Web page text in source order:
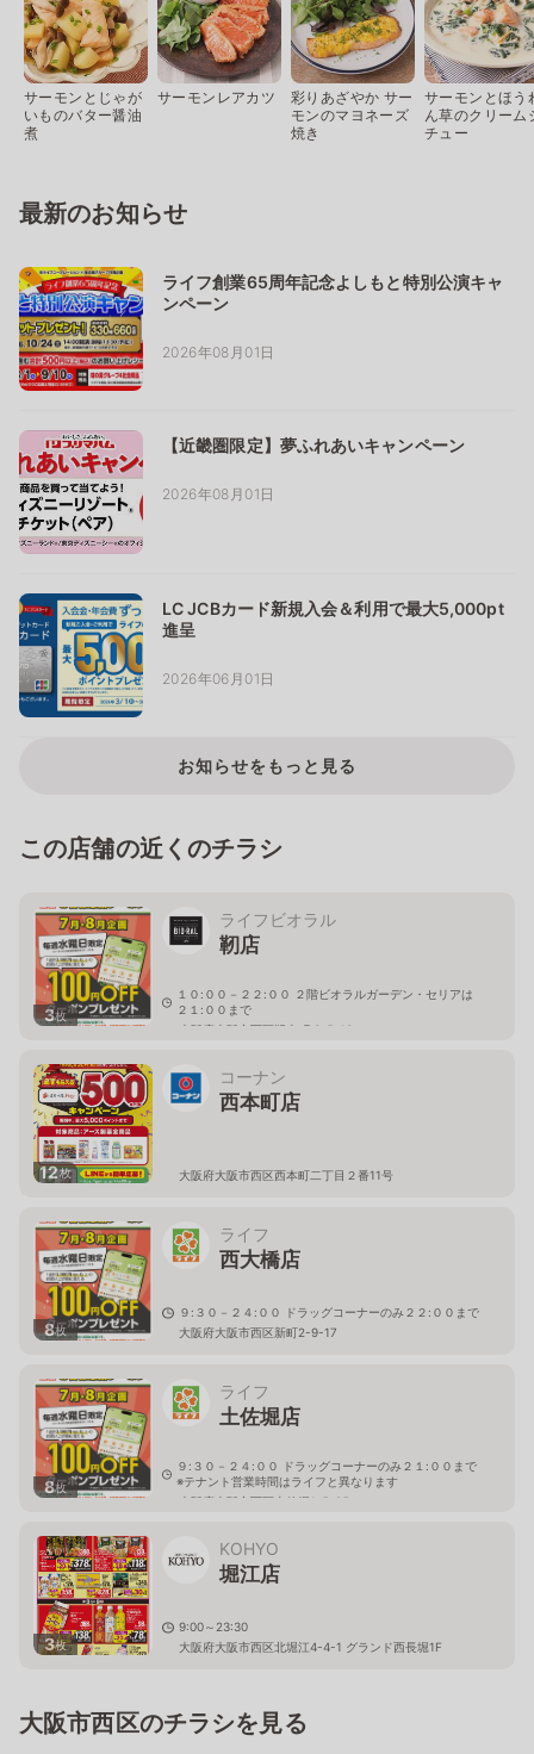
サーモンとじゃが
いものバター醤油
煮
サーモンレアカツ
彩りあざやか サー
モンのマヨネーズ
焼き
サーモンとほう
ん草のクリーム
チュー
最新のお知らせ
ライフ創業65周年記念よしもと特別公演キャ
ンペーン
2026年08月01日
【近畿圏限定】夢ふれあいキャンペーン
2026年08月01日
LC JCBカード新規入会＆利用で最大5,000pt
進呈
2026年06月01日
お知らせをもっと見る
この店舗の近くのチラシ
3枚
ライフビオラル
靭店
１０:００－２２:００ ２階ビオラルガーデン・セリアは
２１:００まで
大阪府大阪市西区靱本町 3-5-18
12枚
コーナン
西本町店
大阪府大阪市西区西本町二丁目２番11号
8枚
ライフ
西大橋店
９:３０－２４:００ ドラッグコーナーのみ２２:００まで
大阪府大阪市西区新町2-9-17
8枚
ライフ
土佐堀店
９:３０－２４:００ ドラッグコーナーのみ２１:００まで
※テナント営業時間はライフと異なります
大阪府大阪市西区土佐堀1-5-25
3枚
KOHYO
堀江店
9:00～23:30
大阪府大阪市西区北堀江4-4-1 グランド西長堀1F
大阪市西区のチラシを見る